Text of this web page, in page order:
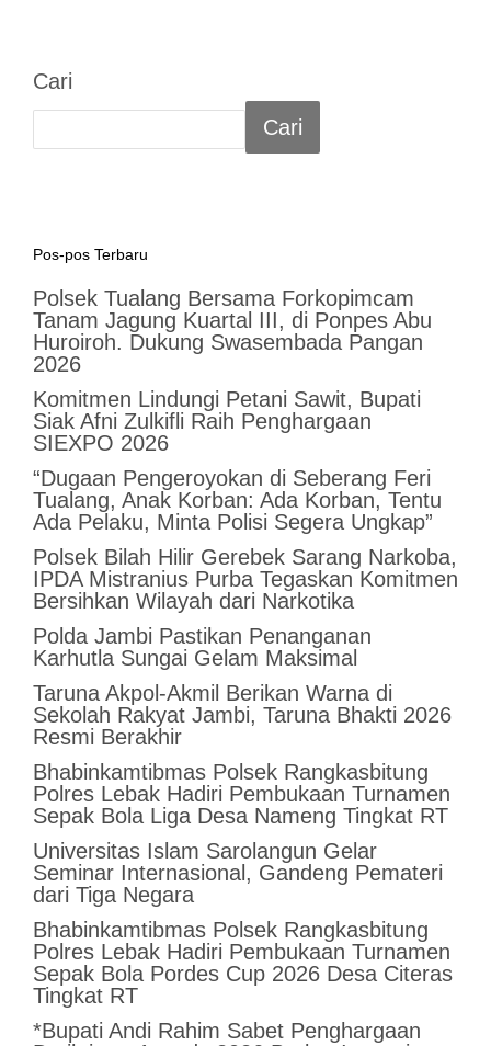
Cari
Cari
Pos-pos Terbaru
Polsek Tualang Bersama Forkopimcam
Tanam Jagung Kuartal III, di Ponpes Abu
Huroiroh. Dukung Swasembada Pangan
2026
Komitmen Lindungi Petani Sawit, Bupati
Siak Afni Zulkifli Raih Penghargaan
SIEXPO 2026
“Dugaan Pengeroyokan di Seberang Feri
Tualang, Anak Korban: Ada Korban, Tentu
Ada Pelaku, Minta Polisi Segera Ungkap”
Polsek Bilah Hilir Gerebek Sarang Narkoba,
IPDA Mistranius Purba Tegaskan Komitmen
Bersihkan Wilayah dari Narkotika
Polda Jambi Pastikan Penanganan
Karhutla Sungai Gelam Maksimal
Taruna Akpol-Akmil Berikan Warna di
Sekolah Rakyat Jambi, Taruna Bhakti 2026
Resmi Berakhir
Bhabinkamtibmas Polsek Rangkasbitung
Polres Lebak Hadiri Pembukaan Turnamen
Sepak Bola Liga Desa Nameng Tingkat RT
Universitas Islam Sarolangun Gelar
Seminar Internasional, Gandeng Pemateri
dari Tiga Negara
Bhabinkamtibmas Polsek Rangkasbitung
Polres Lebak Hadiri Pembukaan Turnamen
Sepak Bola Pordes Cup 2026 Desa Citeras
Tingkat RT
*Bupati Andi Rahim Sabet Penghargaan